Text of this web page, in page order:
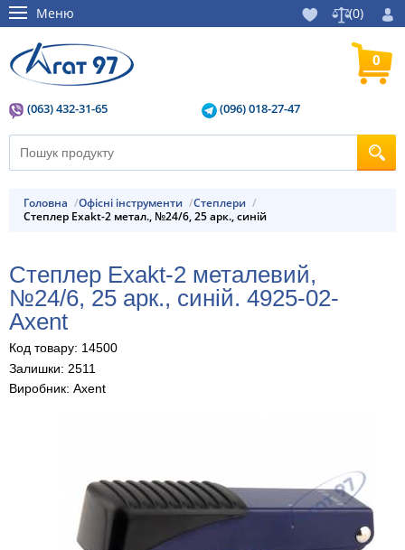
Меню (0)
(063) 432-31-65 (096) 018-27-47
0
Головна Офісні інструменти
Степлери
Степлер Exakt-2 метал., №24/6, 25 арк., синій
Степлер Exakt-2 металевий,
№24/6, 25 арк., синій. 4925-02-
Axent
Код товару: 14500
Залишки: 2511
Виробник: Axent